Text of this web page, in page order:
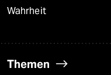
Wahrheit
Themen